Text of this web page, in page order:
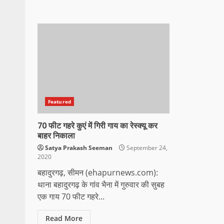
Featured
70 फीट गहरे कुएं में गिरी गाय का रेस्क्यू कर
बाहर निकाला
Satya Prakash Seeman
September 24,
2020
बहादुरगढ़, सीमन (ehapurnews.com):
थाना बहादुरगढ़ के गांव भैना में गुरुवार की सुबह
एक गाय 70 फीट गहरे...
Read More